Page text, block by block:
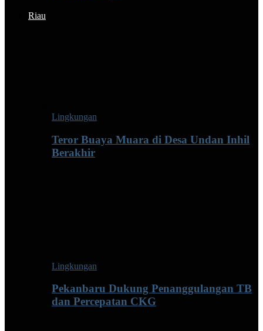
Riau
Lingkungan
Teror Buaya Muara di Desa Undan Inhil
Berakhir
Lingkungan
Pekanbaru Dukung Penanggulangan TB
dan Percepatan CKG